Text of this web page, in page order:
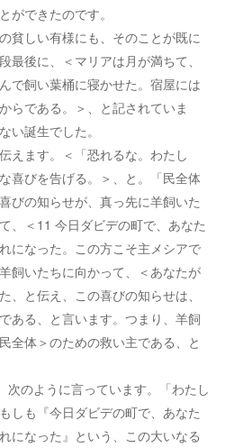
ができたのです。
貧しい有様にも、そのことが既に
最後に、＜マリアは月が満ちて、
で飼い葉桶に寝かせた。宿屋には
らである。＞、と記されていま
い誕生でした。
えます。＜「恐れるな。わたし
喜びを告げる。＞、と。「民全体
びの知らせが、真っ先に羊飼いた
、＜11 今日ダビデの町で、あなた
になった。この方こそ主メシアで
飼いたちに向かって、＜あなたが
、と伝え、この喜びの知らせは、
ある、と言います。つまり、羊飼
全体＞のための救い主である、と
のように言っています。「わたし
しも『今日ダビデの町で、あなた
になった』という、この大いなる